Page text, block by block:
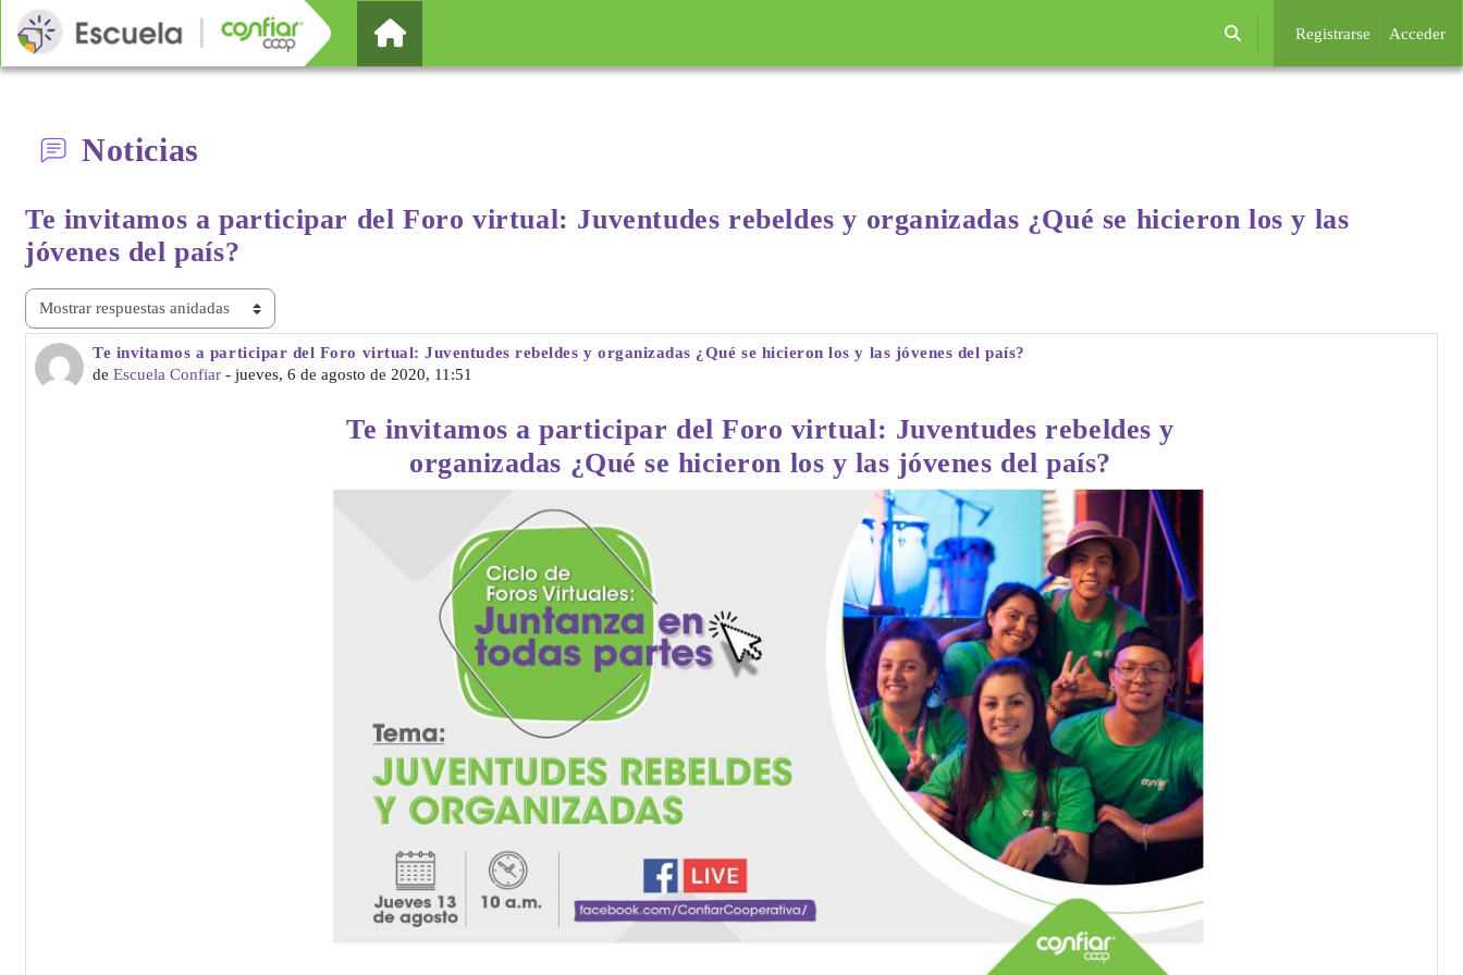
Salta al contenido principal
Selector de búsqueda de entrada
Registrarse Acceder
Noticias
Te invitamos a participar del Foro virtual: Juventudes rebeldes y organizadas ¿Qué se hicieron los y las
jóvenes del país?
Mostrar modo
Te invitamos a participar del Foro virtual: Juventudes rebeldes y organizadas ¿Qué se hicieron los y las jóvenes del país?
de Escuela Confiar - jueves, 6 de agosto de 2020, 11:51
Número de respuestas: 0
Te invitamos a participar del Foro virtual: Juventudes rebeldes y
organizadas ¿Qué se hicieron los y las jóvenes del país?